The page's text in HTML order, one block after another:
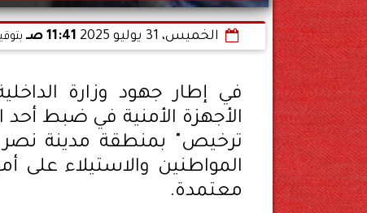
الخميس، 31 يوليو 2025 11:41 صـ
في إطار جهود وزارة
الأجهزة الأمنية في ضبط
ترخيص" بمنطقة مدينة
المواطنين والاستيلاء على
معتمدة.